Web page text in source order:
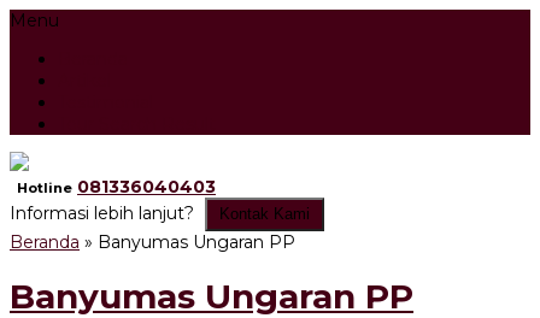
Menu
Hotline 081336040403
Informasi lebih lanjut?
Kontak Kami
Beranda » Banyumas Ungaran PP
Banyumas Ungaran PP